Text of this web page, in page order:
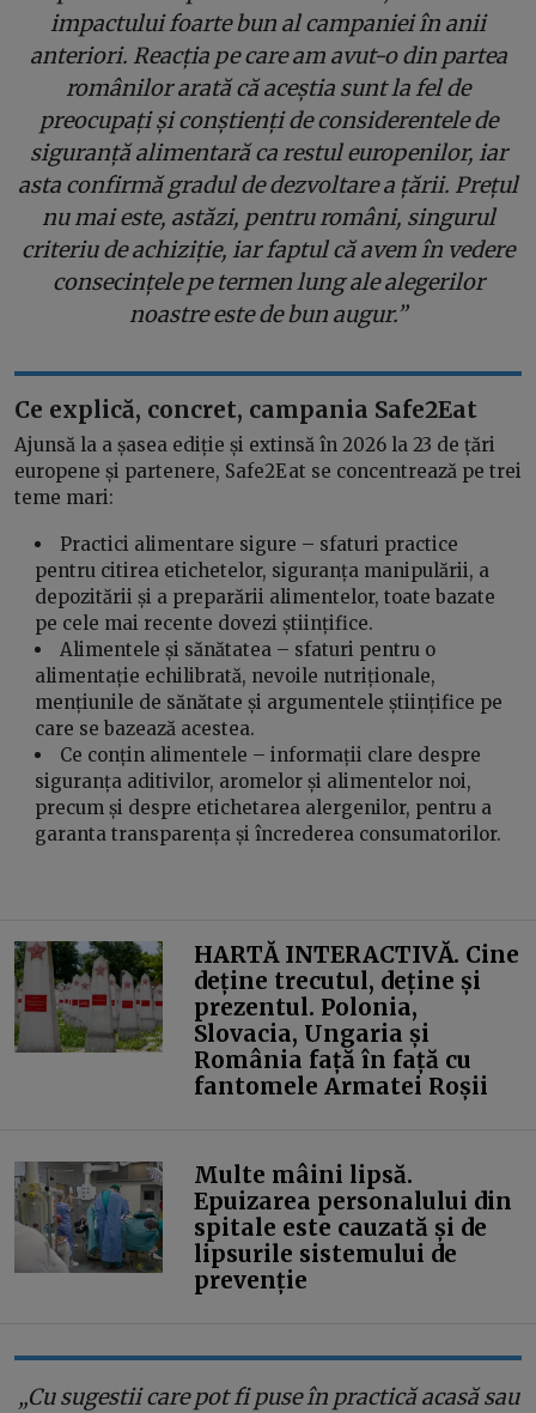
impactului foarte bun al campaniei în anii
anteriori. Reacția pe care am avut-o din partea
românilor arată că aceștia sunt la fel de
preocupați și conștienți de considerentele de
siguranță alimentară ca restul europenilor, iar
asta confirmă gradul de dezvoltare a țării. Prețul
nu mai este, astăzi, pentru români, singurul
criteriu de achiziție, iar faptul că avem în vedere
consecințele pe termen lung ale alegerilor
noastre este de bun augur.”
Ce explică, concret, campania Safe2Eat
Ajunsă la a șasea ediție și extinsă în 2026 la 23 de țări
europene și partenere, Safe2Eat se concentrează pe trei
teme mari:
Practici alimentare sigure – sfaturi practice
pentru citirea etichetelor, siguranța manipulării, a
depozitării și a preparării alimentelor, toate bazate
pe cele mai recente dovezi științifice.
Alimentele și sănătatea – sfaturi pentru o
alimentație echilibrată, nevoile nutriționale,
mențiunile de sănătate și argumentele științifice pe
care se bazează acestea.
Ce conțin alimentele – informații clare despre
siguranța aditivilor, aromelor și alimentelor noi,
precum și despre etichetarea alergenilor, pentru a
garanta transparența și încrederea consumatorilor.
HARTĂ INTERACTIVĂ. Cine
deține trecutul, deține și
prezentul. Polonia,
Slovacia, Ungaria și
România față în față cu
fantomele Armatei Roșii
Multe mâini lipsă.
Epuizarea personalului din
spitale este cauzată și de
lipsurile sistemului de
prevenție
„Cu sugestii care pot fi puse în practică acasă sau